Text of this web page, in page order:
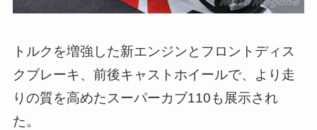
トルクを増強した新エンジンとフロントディス
クブレーキ、前後キャストホイールで、より走
りの質を高めたスーパーカブ110も展示され
た。